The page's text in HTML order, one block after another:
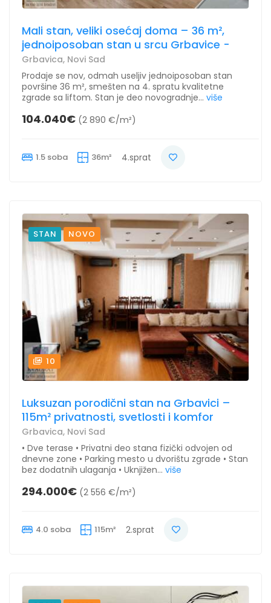
Mali stan, veliki osećaj doma – 36 m²,
jednoiposoban stan u srcu Grbavice -
Grbavica, Novi Sad
Prodaje se nov, odmah useljiv jednoiposoban stan
površine 36 m², smešten na 4. spratu kvalitetne
zgrade sa liftom. Stan je deo novogradnje... više
104.040€ (2 890 €/m²)
1.5 soba 36m² 4.sprat
STAN NOVO
10
Luksuzan porodični stan na Grbavici –
115m² privatnosti, svetlosti i komfor
Grbavica, Novi Sad
• Dve terase • Privatni deo stana fizički odvojen od
dnevne zone • Parking mesto u dvorištu zgrade • Stan
bez dodatnih ulaganja • Uknjižen... više
294.000€ (2 556 €/m²)
4.0 soba 115m² 2.sprat